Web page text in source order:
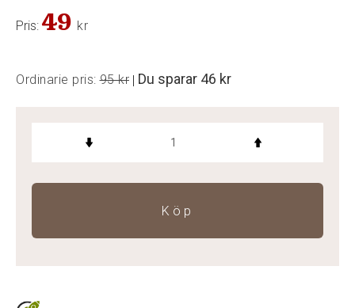
Pris: 49 kr
Ordinarie pris: 95 kr | Du sparar 46 kr
Köp